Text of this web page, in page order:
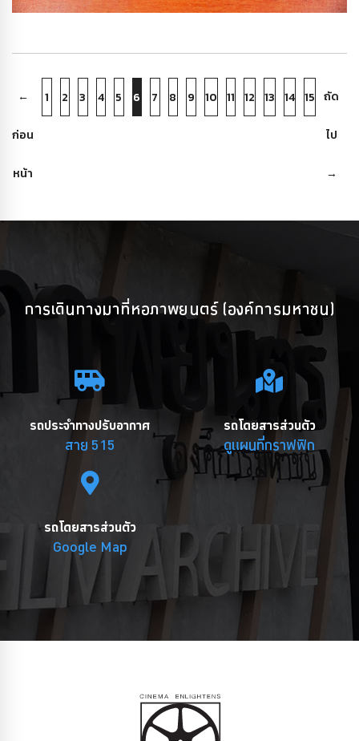
←
ก่อน
หน้า
1 2 3 4 5 6 7 8 9 10 11 12 13 14 15 ถัด
ไป
→
การเดินทางมาที่หอภาพยนตร์ (องค์การมหาชน)
รถประจำทางปรับอากาศ
สาย 515
รถโดยสารส่วนตัว
ดูแผนที่กราฟฟิก
รถโดยสารส่วนตัว
Google Map